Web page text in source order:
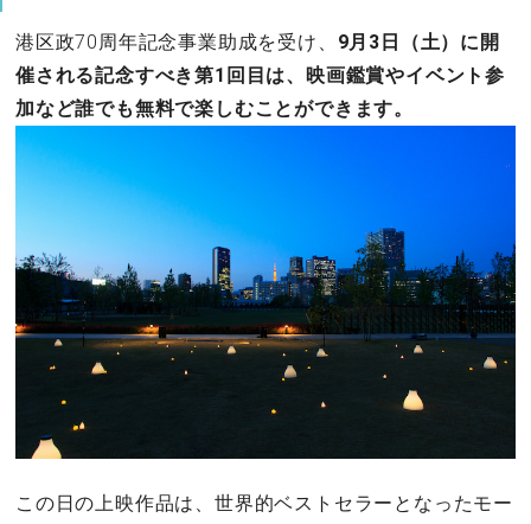
港区政70周年記念事業助成を受け、 9月3日（土）に開
催される記念すべき第1回目は、映画鑑賞やイベント参
加など誰でも無料で楽しむことができます。
この日の上映作品は、世界的ベストセラーとなったモー